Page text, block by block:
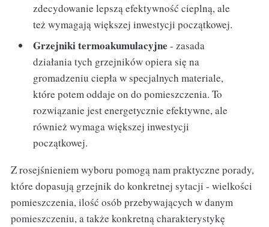
zdecydowanie lepszą efektywność cieplną, ale
też wymagają większej inwestycji początkowej.
Grzejniki termoakumulacyjne - zasada
działania tych grzejników opiera się na
gromadzeniu ciepła w specjalnych materiale,
które potem oddaje on do pomieszczenia. To
rozwiązanie jest energetycznie efektywne, ale
również wymaga większej inwestycji
początkowej.
Z rosejśnieniem wyboru pomogą nam praktyczne porady,
które dopasują grzejnik do konkretnej sytacji - wielkości
pomieszczenia, ilość osób przebywających w danym
pomieszczeniu, a także konkretną charakterystykę